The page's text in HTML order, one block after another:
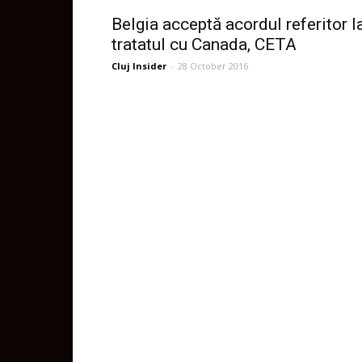
Belgia acceptă acordul referitor
tratatul cu Canada, CETA
Cluj Insider - 28 October 2016